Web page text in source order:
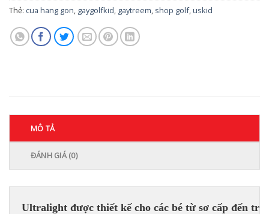
Thẻ: cua hang gon, gaygolfkid, gaytreem, shop golf,uskid
MÔ TẢ
ĐÁNH GIÁ (0)
Ultralight được thiết kế cho các bé từ sơ cấp đến